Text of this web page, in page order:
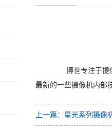
博世专注于提
最新的一些摄像机内部
上一篇：星光系列摄像